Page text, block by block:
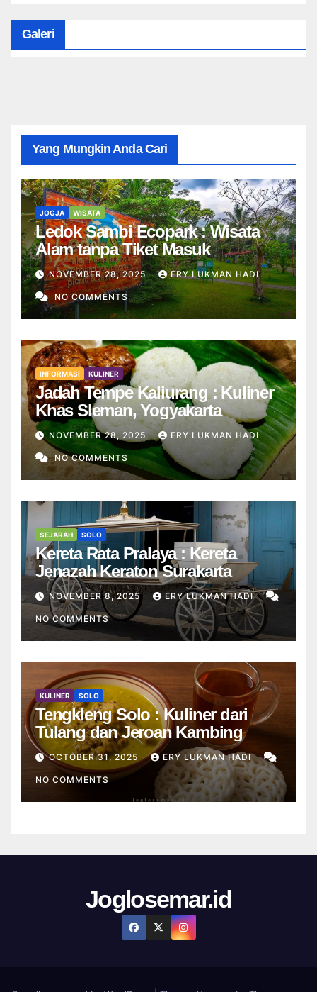
Galeri
Yang Mungkin Anda Cari
JOGJA WISATA
Ledok Sambi Ecopark : Wisata
Alam tanpa Tiket Masuk
NOVEMBER 28, 2025 ERY LUKMAN HADI
NO COMMENTS
INFORMASI KULINER
Jadah Tempe Kaliurang : Kuliner
Khas Sleman, Yogyakarta
NOVEMBER 28, 2025 ERY LUKMAN HADI
NO COMMENTS
SEJARAH SOLO
Kereta Rata Pralaya : Kereta
Jenazah Keraton Surakarta
NOVEMBER 8, 2025 ERY LUKMAN HADI
NO COMMENTS
KULINER SOLO
Tengkleng Solo : Kuliner dari
Tulang dan Jeroan Kambing
OCTOBER 31, 2025 ERY LUKMAN HADI
NO COMMENTS
Joglosemar.id